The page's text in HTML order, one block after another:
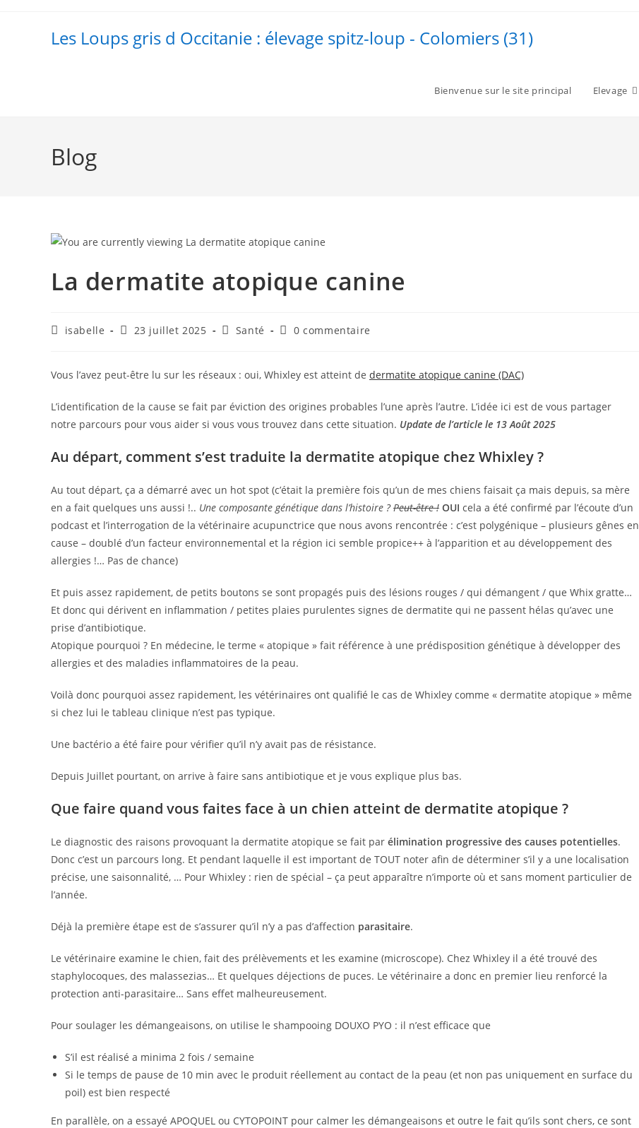
Les Loups gris d Occitanie : élevage spitz-loup - Colomiers (31)
Bienvenue sur le site principal Elevage
Blog
La dermatite atopique canine
Auteur/autrice
publication :
isabelle
Publication
23 juillet 2025
PostSanté
Commentaires
publication :
0 commentaire
Vous l’avez peut-être lu sur les réseaux : oui, Whixley est atteint de dermatite atopique canine (DAC)
L’identification de la cause se fait par éviction des origines probables l’une après l’autre. L’idée ici est de vous partager
notre parcours pour vous aider si vous vous trouvez dans cette situation. Update de l’article le 13 Août 2025
Au départ, comment s’est traduite la dermatite atopique chez Whixley ?
Au tout départ, ça a démarré avec un hot spot (c’était la première fois qu’un de mes chiens faisait ça mais depuis, sa mère
en a fait quelques uns aussi !.. Une composante génétique dans l’histoire ?Peut-être ! OUI cela a été confirmé par l’écoute d’un
podcast et l’interrogation de la vétérinaire acupunctrice que nous avons rencontrée : c’est polygénique – plusieurs gênes en
cause – doublé d’un facteur environnemental et la région ici semble propice++ à l’apparition et au développement des
allergies !… Pas de chance)
Et puis assez rapidement, de petits boutons se sont propagés puis des lésions rouges / qui démangent / que Whix gratte…
Et donc qui dérivent en inflammation / petites plaies purulentes signes de dermatite qui ne passent hélas qu’avec une
prise d’antibiotique.
Atopique pourquoi ? En médecine, le terme « atopique » fait référence à une prédisposition génétique à développer des
allergies et des maladies inflammatoires de la peau.
Voilà donc pourquoi assez rapidement, les vétérinaires ont qualifié le cas de Whixley comme « dermatite atopique » même
si chez lui le tableau clinique n’est pas typique.
Une bactério a été faire pour vérifier qu’il n’y avait pas de résistance.
Depuis Juillet pourtant, on arrive à faire sans antibiotique et je vous explique plus bas.
Que faire quand vous faites face à un chien atteint de dermatite atopique ?
Le diagnostic des raisons provoquant la dermatite atopique se fait par élimination progressive des causes potentielles.
Donc c’est un parcours long. Et pendant laquelle il est important de TOUT noter afin de déterminer s’il y a une localisation
précise, une saisonnalité, … Pour Whixley : rien de spécial – ça peut apparaître n’importe où et sans moment particulier de
l’année.
Déjà la première étape est de s’assurer qu’il n’y a pas d’affection parasitaire.
Le vétérinaire examine le chien, fait des prélèvements et les examine (microscope). Chez Whixley il a été trouvé des
staphylocoques, des malassezias… Et quelques déjections de puces. Le vétérinaire a donc en premier lieu renforcé la
protection anti-parasitaire… Sans effet malheureusement.
Pour soulager les démangeaisons, on utilise le shampooing DOUXO PYO : il n’est efficace que
S’il est réalisé a minima 2 fois / semaine
Si le temps de pause de 10 min avec le produit réellement au contact de la peau (et non pas uniquement en surface du
poil) est bien respecté
En parallèle, on a essayé APOQUEL ou CYTOPOINT pour calmer les démangeaisons et outre le fait qu’ils sont chers, ce sont